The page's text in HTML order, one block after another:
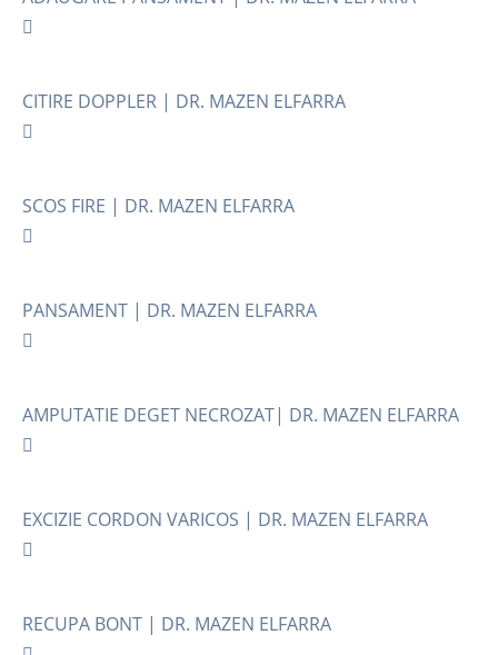
CITIRE DOPPLER | DR. MAZEN ELFARRA
SCOS FIRE | DR. MAZEN ELFARRA
PANSAMENT | DR. MAZEN ELFARRA
AMPUTATIE DEGET NECROZAT| DR. MAZEN ELFARRA
EXCIZIE CORDON VARICOS | DR. MAZEN ELFARRA
RECUPA BONT | DR. MAZEN ELFARRA